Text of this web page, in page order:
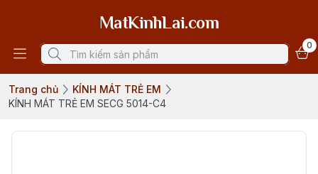
MatKinhLai.com
0
Trang chủ
KÍNH MÁT TRẺ EM
KÍNH MÁT TRẺ EM SECG 5014-C4